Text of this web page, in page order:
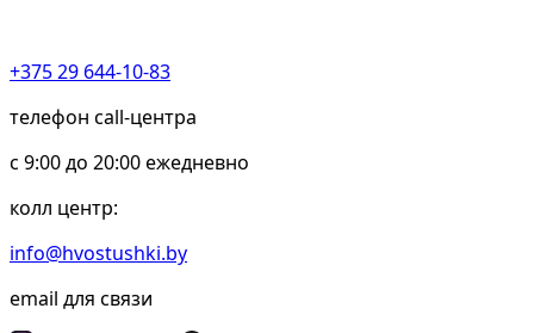
+375 29 644-10-83
телефон call-центра
c 9:00 до 20:00 ежедневно
колл центр:
info@hvostushki.by
email для связи